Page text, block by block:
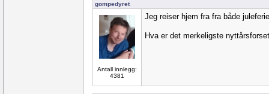
gompedyret
Antall innlegg:
4381
Jeg reiser hjem fra fra både
Hva er det merkeligste